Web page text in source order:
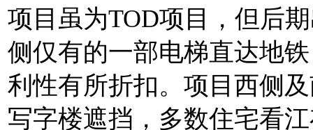
项目虽为TOD项目，但后
侧仅有的一部电梯直达地
利性有所折扣。项目西侧
写字楼遮挡，多数住宅看